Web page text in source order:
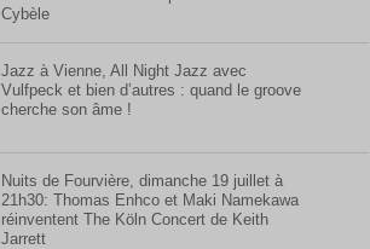
Cybèle
Jazz à Vienne, All Night Jazz avec
Vulfpeck et bien d’autres : quand le groove
cherche son âme !
Nuits de Fourvière, dimanche 19 juillet à
21h30: Thomas Enhco et Maki Namekawa
réinventent The Köln Concert de Keith
Jarrett